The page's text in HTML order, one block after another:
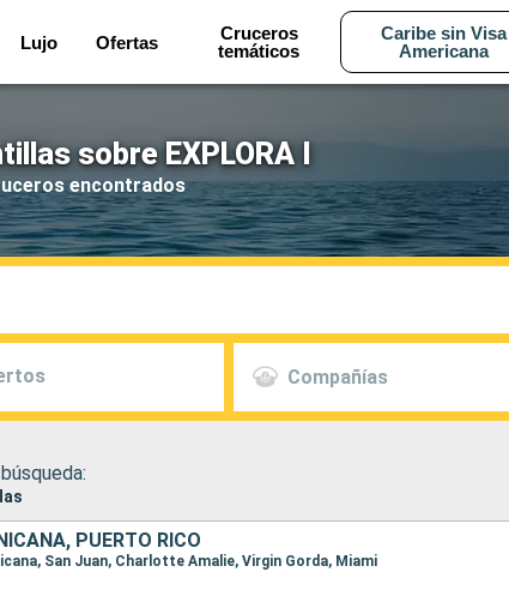
Lujo Ofertas
Cruceros
temáticos
Caribe sin Visa
Americana
sobre EXPLORA I
encontrados
Compañías
PUERTO RICO
San Juan, Charlotte Amalie, Virgin Gorda, Miami